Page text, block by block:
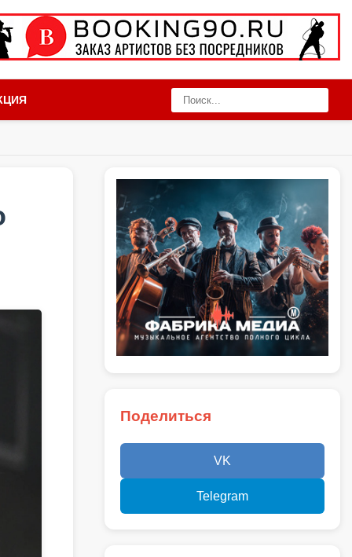
Поделиться
VK
Telegram